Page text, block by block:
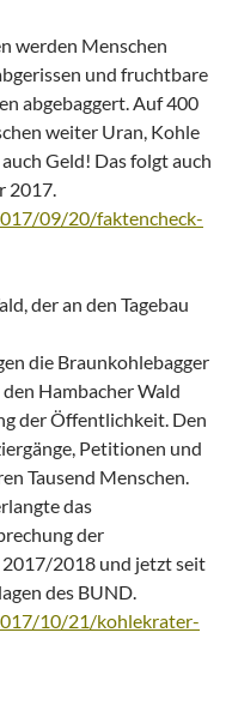
werden Menschen
und fruchtbare
abgebaggert. Auf 400
weiter Uran, Kohle
Geld! Das folgt auch
2017.
09/20/faktencheck-
der an den Tagebau
die Braunkohlebagger
Hambacher Wald
der Öffentlichkeit. Den
Petitionen und
Tausend Menschen.
das
der
2017/2018 und jetzt seit
des BUND.
10/21/kohlekrater-